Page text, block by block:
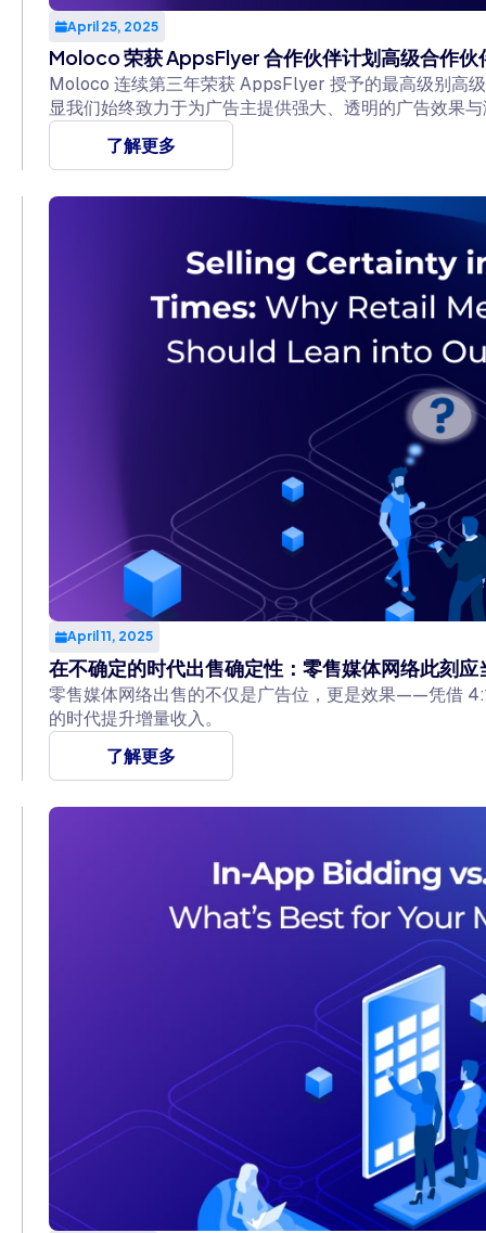
April 25, 2025
Moloco 荣获 AppsFlyer 合作伙伴计划高级合作伙
Moloco 连续第三年荣获 AppsFlyer 授予的最高级别高
显我们始终致力于为广告主提供强大、透明的广告效果
了解更多
April 11, 2025
在不确定的时代出售确定性：零售媒体网络此刻
零售媒体网络出售的不仅是广告位，更是效果——凭借
的时代提升增量收入。
了解更多